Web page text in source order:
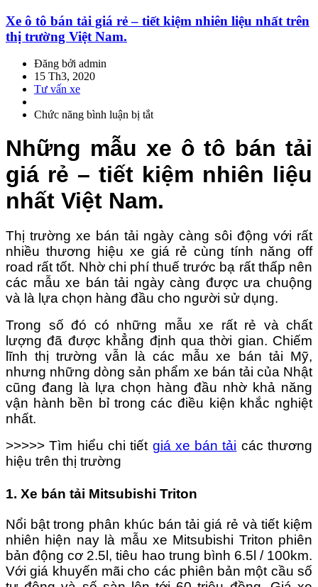
Xe ô tô bán tải giá rẻ – tiết kiệm nhiên liệu nhất trên
thị trường Việt Nam.
Đăng bởi admin
15 Th3, 2020
Tư vấn xe
Chức năng bình luận bị tắtở
tô
bán
tải
rẻ
tiết
kiệm
nhiên
liệu
nhất
trên
thị
trường
Việt
Nam.
Những mẫu xe ô tô bán tải
giá rẻ – tiết kiệm nhiên liệu
nhất Việt Nam.
Thị trường xe bán tải ngày càng sôi động với rất
nhiều thương hiệu xe giá rẻ cùng tính năng off
road rất tốt. Nhờ chi phí thuế trước bạ rất thấp nên
các mẫu xe bán tải ngày càng được ưa chuộng
và là lựa chọn hàng đầu cho người sử dụng.
Trong số đó có những mẫu xe rất rẻ và chất
lượng đã được khẳng định qua thời gian. Chiếm
lĩnh thị trường vẫn là các mẫu xe bán tải Mỹ,
nhưng những dòng sản phẩm xe bán tải của Nhật
cũng đang là lựa chọn hàng đầu nhờ khả năng
vận hành bền bỉ trong các điều kiện khắc nghiệt
nhất.
>>>>> Tìm hiểu chi tiết giá xe bán tải các thương
hiệu trên thị trường
1. Xe bán tải Mitsubishi Triton
Nổi bật trong phân khúc bán tải giá rẻ và tiết kiệm
nhiên hiện nay là mẫu xe Mitsubishi Triton phiên
bản động cơ 2.5l, tiêu hao trung bình 6.5l / 100km.
Với giá khuyến mãi cho các phiên bản một cầu số